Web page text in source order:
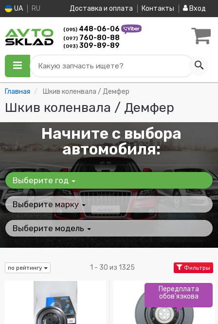
UA RU Доставка и оплата Контакты Вход
(095) 448-06-06
(097) 760-80-88
(093) 309-89-89
Какую запчасть ищете?
Главная Шкив коленвала / Демфер
Шкив коленвала / Демфер
Начните с выбора
автомобиля:
Выберите год
Выберите марку
Выберите модель
по рейтингу 1 - 30 из 1325 Фильтры
Передплата
обов'язкова